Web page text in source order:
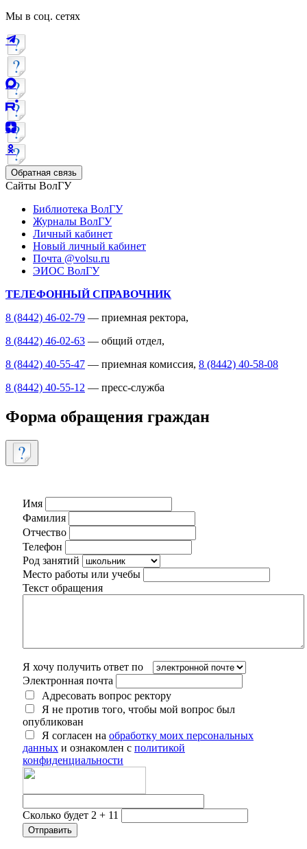
Мы в соц. сетях
Обратная связь
Сайты ВолГУ
Библиотека ВолГУ
Журналы ВолГУ
Личный кабинет
Новый личный кабинет
Почта @volsu.ru
ЭИОС ВолГУ
ТЕЛЕФОННЫЙ СПРАВОЧНИК
8 (8442) 46-02-79 — приемная ректора,
8 (8442) 46-02-63 — общий отдел,
8 (8442) 40-55-47 — приемная комиссия, 8 (8442) 40-58-08
8 (8442) 40-55-12 — пресс-служба
Форма обращения граждан
Имя
Фамилия
Отчество
Телефон
Род занятий
Место работы или учебы
Текст обращения
Я хочу получить ответ по
Электронная почта
Адресовать вопрос ректору
Я не против того, чтобы мой вопрос был
опубликован
Я согласен на обработку моих персональных
данных и ознакомлен с политикой
конфиденциальности
Сколько будет 2 + 11